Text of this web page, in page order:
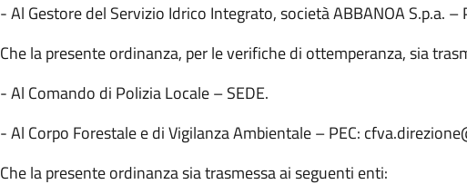
- Al Gestore del Servizio Idrico Integrato, società ABBANOA S.p.a.
Che la presente ordinanza, per le verifiche di ottemperanza, sia
- Al Comando di Polizia Locale – SEDE.
- Al Corpo Forestale e di Vigilanza Ambientale – PEC:
Che la presente ordinanza sia trasmessa ai seguenti enti: